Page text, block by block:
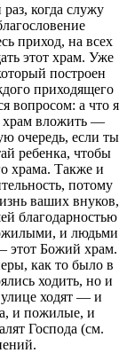
когда служу
приход, на всех
этот храм. Уже
построен
приходящего
вопросом: а что я
храм вложить —
очередь, если ты
ребенка, чтобы
храма. Также и
потому
ваших внуков,
благодарностью
и людьми
этот Божий храм.
как то было в
ходить, но и
улице ходят — и
и пожилые, и
Господа (см.